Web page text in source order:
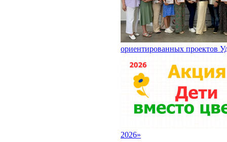
ориентированных проектов
2026»